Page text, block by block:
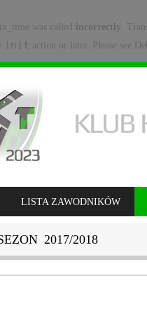
was called incorrectly .
init action or later. Please see
LISTA ZAWODNIKÓW
2017/2018